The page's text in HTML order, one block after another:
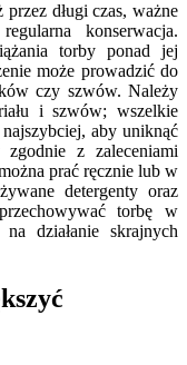
długi czas, ważne
konserwacja.
torby ponad jej
może prowadzić do
czy szwów. Należy
i szwów; wszelkie
aby uniknąć
zgodnie z zaleceniami
prać ręcznie lub w
detergenty oraz
torbę w
działanie skrajnych